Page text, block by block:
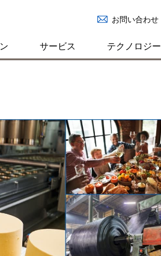
お問い合わせ
サービス テクノロジー